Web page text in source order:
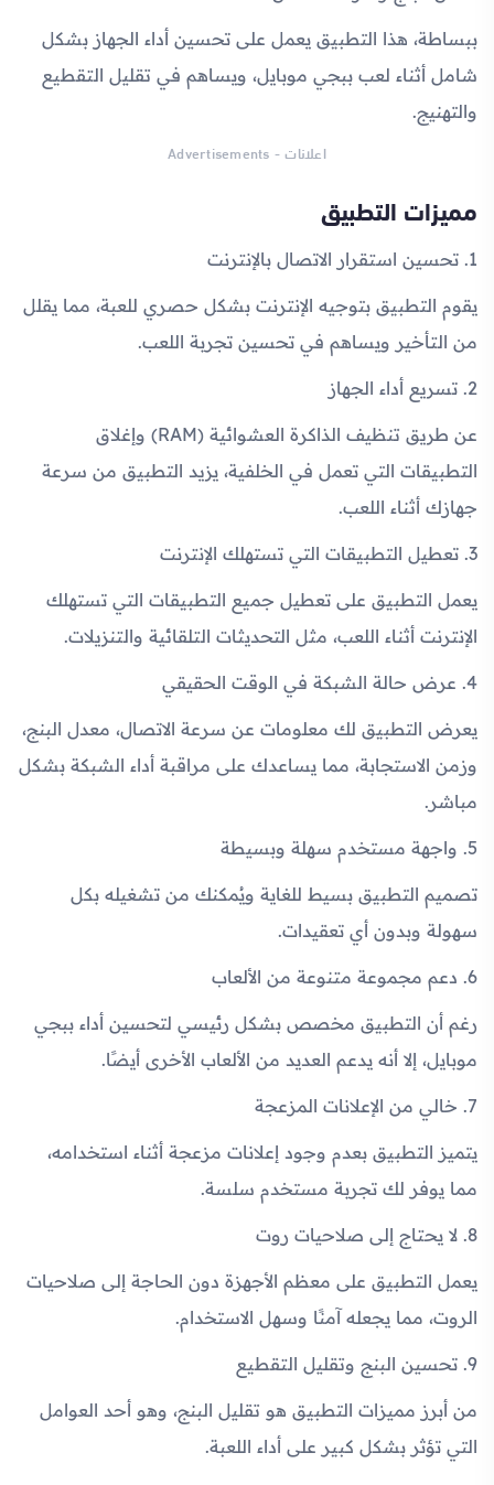
ببساطة، هذا التطبيق يعمل على تحسين أداء الجهاز بشكل
شامل أثناء لعب ببجي موبايل، ويساهم في تقليل التقطيع
والتهنيج.
اعلانات - Advertisements
مميزات التطبيق
1. تحسين استقرار الاتصال بالإنترنت
يقوم التطبيق بتوجيه الإنترنت بشكل حصري للعبة، مما يقلل
من التأخير ويساهم في تحسين تجربة اللعب.
2. تسريع أداء الجهاز
عن طريق تنظيف الذاكرة العشوائية (RAM) وإغلاق
التطبيقات التي تعمل في الخلفية، يزيد التطبيق من سرعة
جهازك أثناء اللعب.
3. تعطيل التطبيقات التي تستهلك الإنترنت
يعمل التطبيق على تعطيل جميع التطبيقات التي تستهلك
الإنترنت أثناء اللعب، مثل التحديثات التلقائية والتنزيلات.
4. عرض حالة الشبكة في الوقت الحقيقي
يعرض التطبيق لك معلومات عن سرعة الاتصال، معدل البنج،
وزمن الاستجابة، مما يساعدك على مراقبة أداء الشبكة بشكل
مباشر.
5. واجهة مستخدم سهلة وبسيطة
تصميم التطبيق بسيط للغاية ويُمكنك من تشغيله بكل
سهولة وبدون أي تعقيدات.
6. دعم مجموعة متنوعة من الألعاب
رغم أن التطبيق مخصص بشكل رئيسي لتحسين أداء ببجي
موبايل، إلا أنه يدعم العديد من الألعاب الأخرى أيضًا.
7. خالي من الإعلانات المزعجة
يتميز التطبيق بعدم وجود إعلانات مزعجة أثناء استخدامه،
مما يوفر لك تجربة مستخدم سلسة.
8. لا يحتاج إلى صلاحيات روت
يعمل التطبيق على معظم الأجهزة دون الحاجة إلى صلاحيات
الروت، مما يجعله آمنًا وسهل الاستخدام.
9. تحسين البنج وتقليل التقطيع
من أبرز مميزات التطبيق هو تقليل البنج، وهو أحد العوامل
التي تؤثر بشكل كبير على أداء اللعبة.